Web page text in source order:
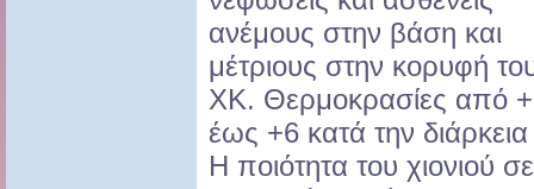
ανέμους στην βάση και
μέτριους στην κορυφή
ΧΚ. Θερμοκρασίες από
έως +6 κατά την
Η ποιότητα του χιονιού